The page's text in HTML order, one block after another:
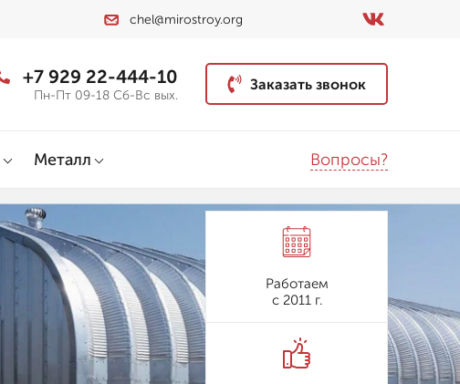
chel@mirostroy.org
+7 929 22-444-10
Пн-Пт 09-18 Сб-Вс вых.
Заказать звонок
Металл Вопросы?
Работаем
с 2011 г.